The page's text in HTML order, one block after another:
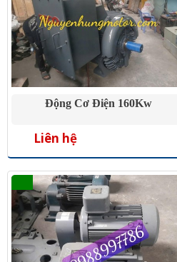
Động Cơ Điện 160Kw
Liên hệ